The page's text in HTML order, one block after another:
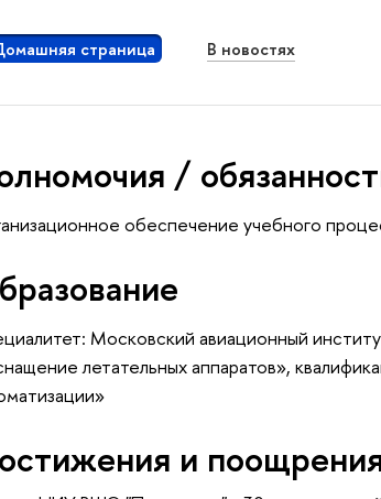
страница В новостях
/
обеспечение учебного
Московский авиационный
летательных аппаратов»,
и